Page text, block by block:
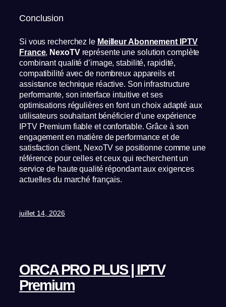
Conclusion
Si vous recherchez le Meilleur Abonnement IPTV
France, NexoTVreprésente une solution complète
combinant qualité d’image, stabilité, rapidité,
compatibilité avec de nombreux appareils et
assistance technique réactive. Son infrastructure
performante, son interface intuitive et ses
optimisations régulières en font un choix adapté aux
utilisateurs souhaitant bénéficier d’une expérience
IPTV Premium fiable et confortable. Grâce à son
engagement en matière de performance et de
satisfaction client, NexoTV se positionne comme une
référence pour celles et ceux qui recherchent un
service de haute qualité répondant aux exigences
actuelles du marché français.
juillet 14, 2026
ORCA PRO PLUS | IPTV
Premium